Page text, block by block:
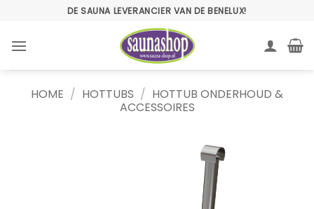
inhoud
DE SAUNA LEVERANCIER VAN DE BENELUX!
HOME / HOTTUBS / HOTTUB ONDERHOUD &
ACCESSOIRES